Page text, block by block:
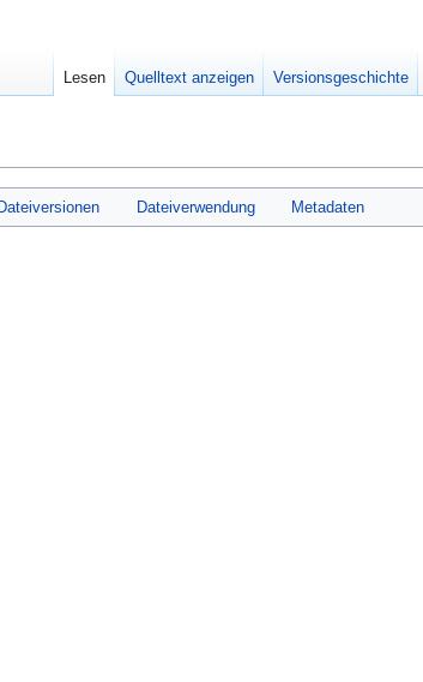
Dateiversionen Dateiverwendung Metadaten
Lesen Quelltext anzeigen Versionsgeschichte